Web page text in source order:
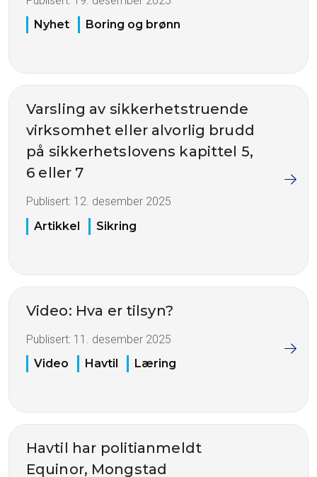
Nyhet
Boring og brønn
Varsling av sikkerhetstruende
virksomhet eller alvorlig brudd
på sikkerhetslovens kapittel 5,
6 eller 7
Publisert: 12. desember 2025
Artikkel
Sikring
Video: Hva er tilsyn?
Publisert: 11. desember 2025
Video
Havtil Læring
Havtil har politianmeldt
Equinor, Mongstad